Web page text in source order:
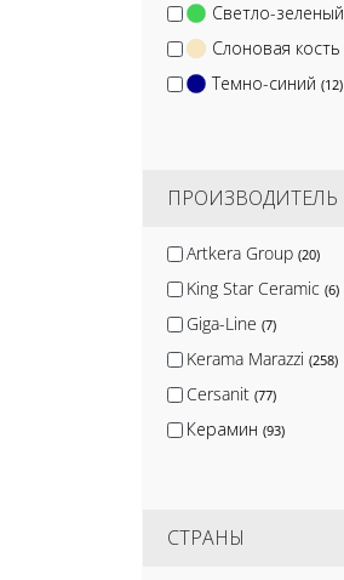
Светло-зеленый
Слоновая кость
Темно-синий (12)
ПРОИЗВОДИТЕЛЬ
Artkera Group (20)
King Star Ceramic (6)
Giga-Line (7)
Kerama Marazzi (258)
Cersanit (77)
Керамин (93)
Gracia Ceramica
СТРАНЫ